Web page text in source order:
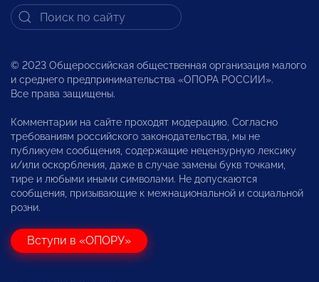
© 2023 Общероссийская общественная организация малого
и среднего предпринимательства «ОПОРА РОССИИ».
Все права защищены.
Комментарии на сайте проходят модерацию. Согласно
требованиям российского законодательства, мы не
публикуем сообщения, содержащие нецензурную лексику
и/или оскорбления, даже в случае замены букв точками,
тире и любыми иными символами. Не допускаются
сообщения, призывающие к межнациональной и социальной
розни.
Вступи в «ОПОРУ»